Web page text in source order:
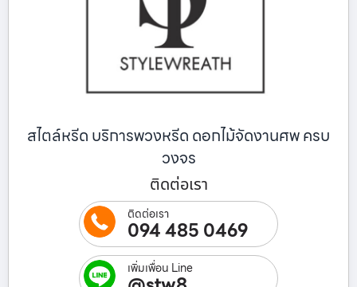
สไตล์หรีด บริการพวงหรีด ดอกไม้จัดงานศพ ครบ
วงจร
ติดต่อเรา
ติดต่อเรา
094 485 0469
เพิ่มเพื่อน Line